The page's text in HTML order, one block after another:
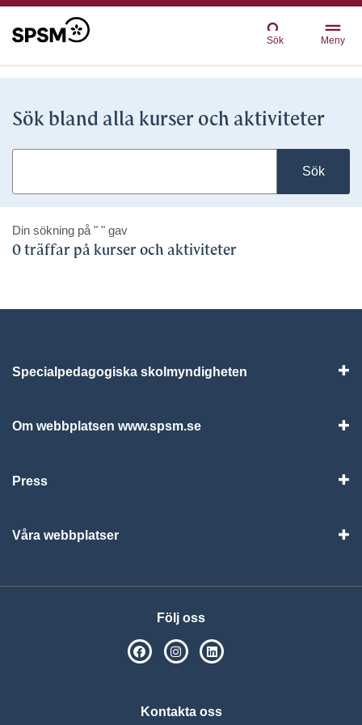
Sök Meny
Sök bland alla kurser och aktiviteter
Sök
Din sökning på " " gav
0 träffar på kurser och aktiviteter
Specialpedagogiska skolmyndigheten
Om webbplatsen www.spsm.se
Press
Våra webbplatser
Följ oss
SPSM på Facebook
SPSM på Instagram
Kontakta oss